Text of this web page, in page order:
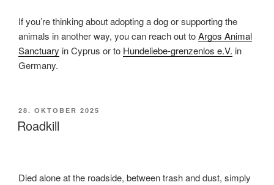
If you’re thinking about adopting a dog or supporting the
animals in another way, you can reach out toArgos Animal
Sanctuary in Cyprus or to Hundeliebe-grenzenlos e.V. in
Germany.
VERÖFFENTLICHT
AM
28. OKTOBER 2025
Roadkill
Died alone at the roadside, between trash and dust, simply